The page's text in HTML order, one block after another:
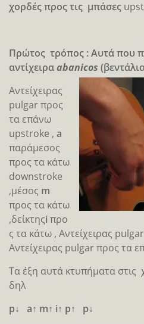
χορδές προς τις μπάσες
Πρώτος τρόπος : Αυτά που
αντίχειραabanicos
Αντείχειρας
pulgar προς
τα επάνω
upstroke , a
παράμεσος
προς τα κάτω
downstroke
,μέσος m
προς τα κάτω
,δείκτηςi προ
ς τα κάτω , Αντείχειρας
Αντείχειρας pulgar προς τα
Τα έξη αυτά κτυπήματα στις
δηλ
p↓ a↑ m↑ i↑ p↑ p↓